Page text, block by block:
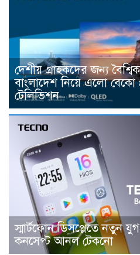
দেশীয় গ্রাহকদের জন্য
বাংলাদেশ নিয়ে এলো বেকো
টেলিভিশন
স্মার্টফোন ডিসপ্লেতে নতুন
কনসেপ্ট আনল টেকনো